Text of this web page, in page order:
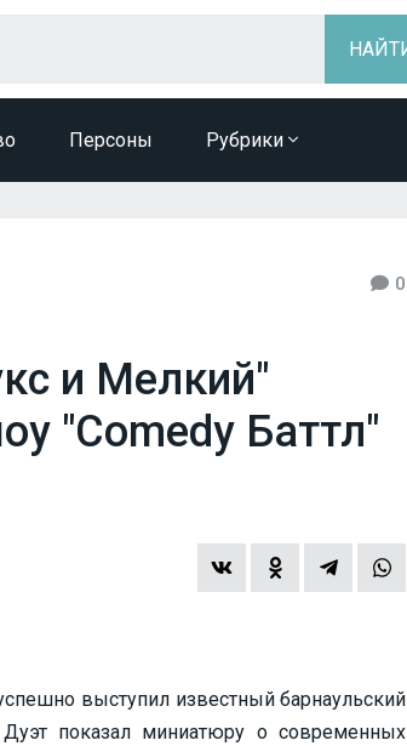
Персоны Рубрики
0
и Мелкий"
"Comedy Баттл"
выступил известный барнаульский
показал миниатюру о современных